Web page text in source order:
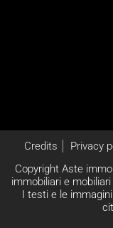
Credits Privacy
Copyright Aste
immobiliari e
I testi e le